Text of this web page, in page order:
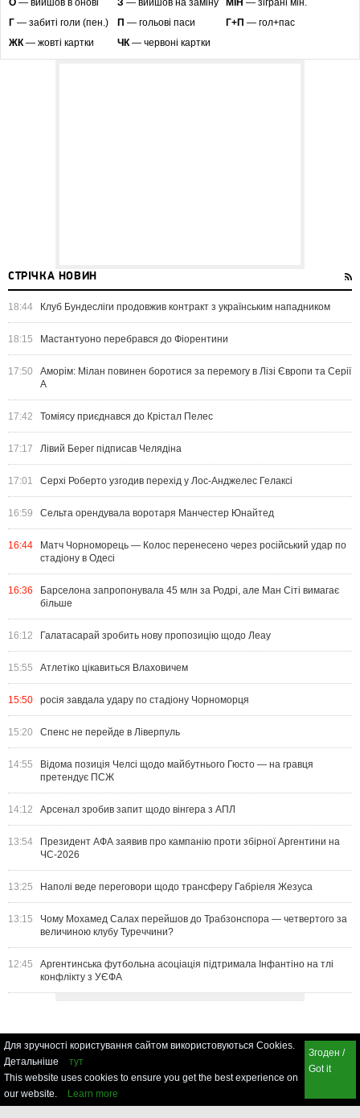
O — вийшов в онові З — вийшов на заміну МІН — зіграні мін.
Г — забиті голи (пен.) П — гольові паси Г+П — гол+пас
ЖК— жовті картки ЧК— червоні картки
СТРІЧКА НОВИН
18:44 Клуб Бундесліги продовжив контракт з українським нападником
18:15 Мастантуоно перебрався до Фіорентини
17:50
Аморім: Мілан повинен боротися за перемогу в Лізі Європи та Серії
А
17:42 Томіясу приєднався до Крістал Пелес
17:17 Лівий Берег підписав Челядіна
17:01 Серхі Роберто узгодив перехід у Лос-Анджелес Гелаксі
16:59 Сельта орендувала воротаря Манчестер Юнайтед
16:44
Матч Чорноморець — Колос перенесено через російський удар по
стадіону в Одесі
16:36
Барселона запропонувала 45 млн за Родрі, але Ман Сіті вимагає
більше
16:12 Галатасарай зробить нову пропозицію щодо Леау
15:55 Атлетіко цікавиться Влаховичем
15:50 росія завдала удару по стадіону Чорноморця
15:20 Спенс не перейде в Ліверпуль
14:55
Відома позиція Челсі щодо майбутнього Гюсто — на гравця
претендує ПСЖ
14:12 Арсенал зробив запит щодо вінгера з АПЛ
13:54
Президент АФА заявив про кампанію проти збірної Аргентини на
ЧС-2026
13:25 Наполі веде переговори щодо трансферу Габріеля Жезуса
13:15
Чому Мохамед Салах перейшов до Трабзонспора — четвертого за
величиною клубу Туреччини?
12:45
Аргентинська футбольна асоціація підтримала Інфантіно на тлі
конфлікту з УЄФА
Для зручності користування сайтом використовуються Cookies.
Детальніше
тут
This website uses cookies to ensure you get the best experience on
our website.
Learn more
Згоден /
Got it